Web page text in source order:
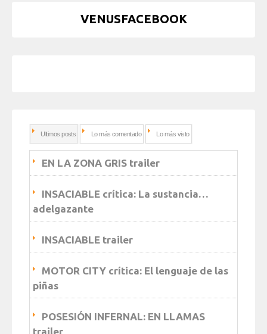
VENUSFACEBOOK
Ultimos posts Lo más comentado Lo más visto
EN LA ZONA GRIS trailer
INSACIABLE crítica: La sustancia…
adelgazante
INSACIABLE trailer
MOTOR CITY crítica: El lenguaje de las
piñas
POSESIÓN INFERNAL: EN LLAMAS
trailer